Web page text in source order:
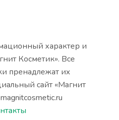
характер и
Косметик». Все
пренадлежат их
сайт «Магнит